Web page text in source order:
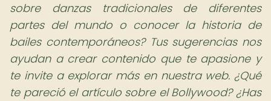
sobre danzas tradicionales de diferentes
partes del mundo o conocer la historia de
bailes contemporáneos? Tus sugerencias nos
ayudan a crear contenido que te apasione y
te invite a explorar más en nuestra web. ¿Qué
te pareció el artículo sobre el Bollywood? ¿Has